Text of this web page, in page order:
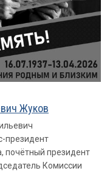
Жуков
президент
почётный президент
Комиссии